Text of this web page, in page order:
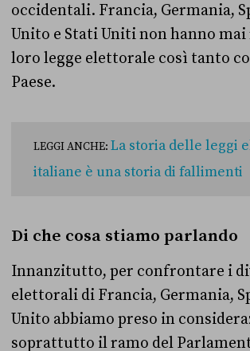
occidentali. Francia, Germania,
Unito e Stati Uniti non hanno
loro legge elettorale così tanto
Paese.
LEGGI ANCHE: La storia delle leggi
italiane è una storia di fallimenti
Di che cosa stiamo parlando
Innanzitutto, per confrontare i
elettorali di Francia, Germania,
Unito abbiamo preso in
soprattutto il ramo del